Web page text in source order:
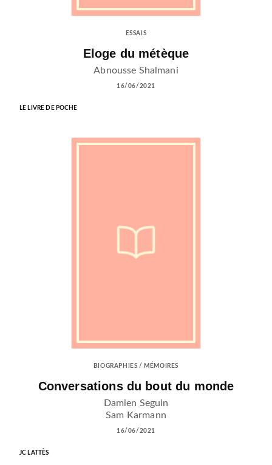
ESSAIS
Eloge du métèque
Abnousse Shalmani
16/06/2021
LE LIVRE DE POCHE
BIOGRAPHIES / MÉMOIRES
Conversations du bout du monde
Damien Seguin
Sam Karmann
16/06/2021
JC LATTÈS